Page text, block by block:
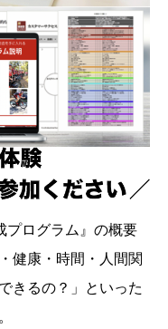
プログラム』の概要
健康・時間・人間関
きるの？」といった